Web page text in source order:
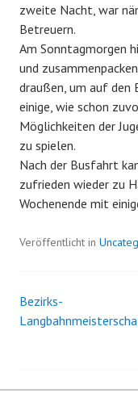
zweite Nacht, war
Betreuern.
Am Sonntagmorgen
und
draußen, um auf den
einige, wie schon
Möglichkeiten der
zu spielen.
Nach der Busfahrt
zufrieden wieder zu
Wochenende mit
Veröffentlicht in
Beitrags-
Bezirks-